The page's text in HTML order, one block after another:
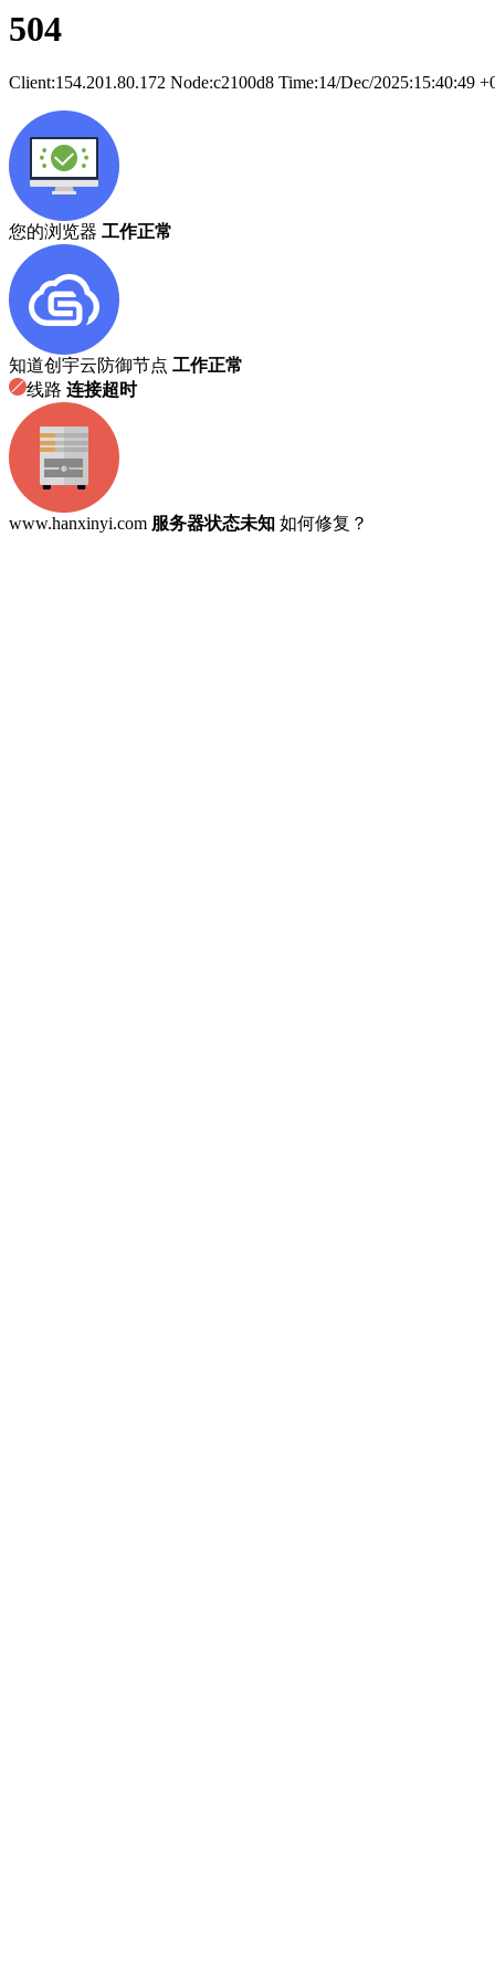
504
Client:154.201.80.172 Node:c2100d8 Time:14/Dec/2025:15:40:49
您的浏览器 工作正常
知道创宇云防御节点 工作正常
线路 连接超时
www.hanxinyi.com 服务器状态未知 如何修复？